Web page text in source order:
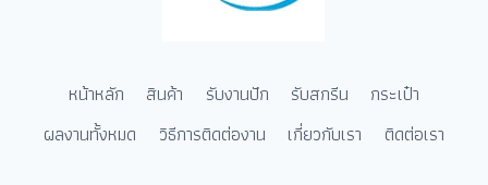
หน้าหลัก สินค้า รับงานปัก รับสกรีน
กระเป๋า
ผลงานทั้งหมด
วิธีการติดต่องาน เกี่ยวกับเรา ติดต่อเรา